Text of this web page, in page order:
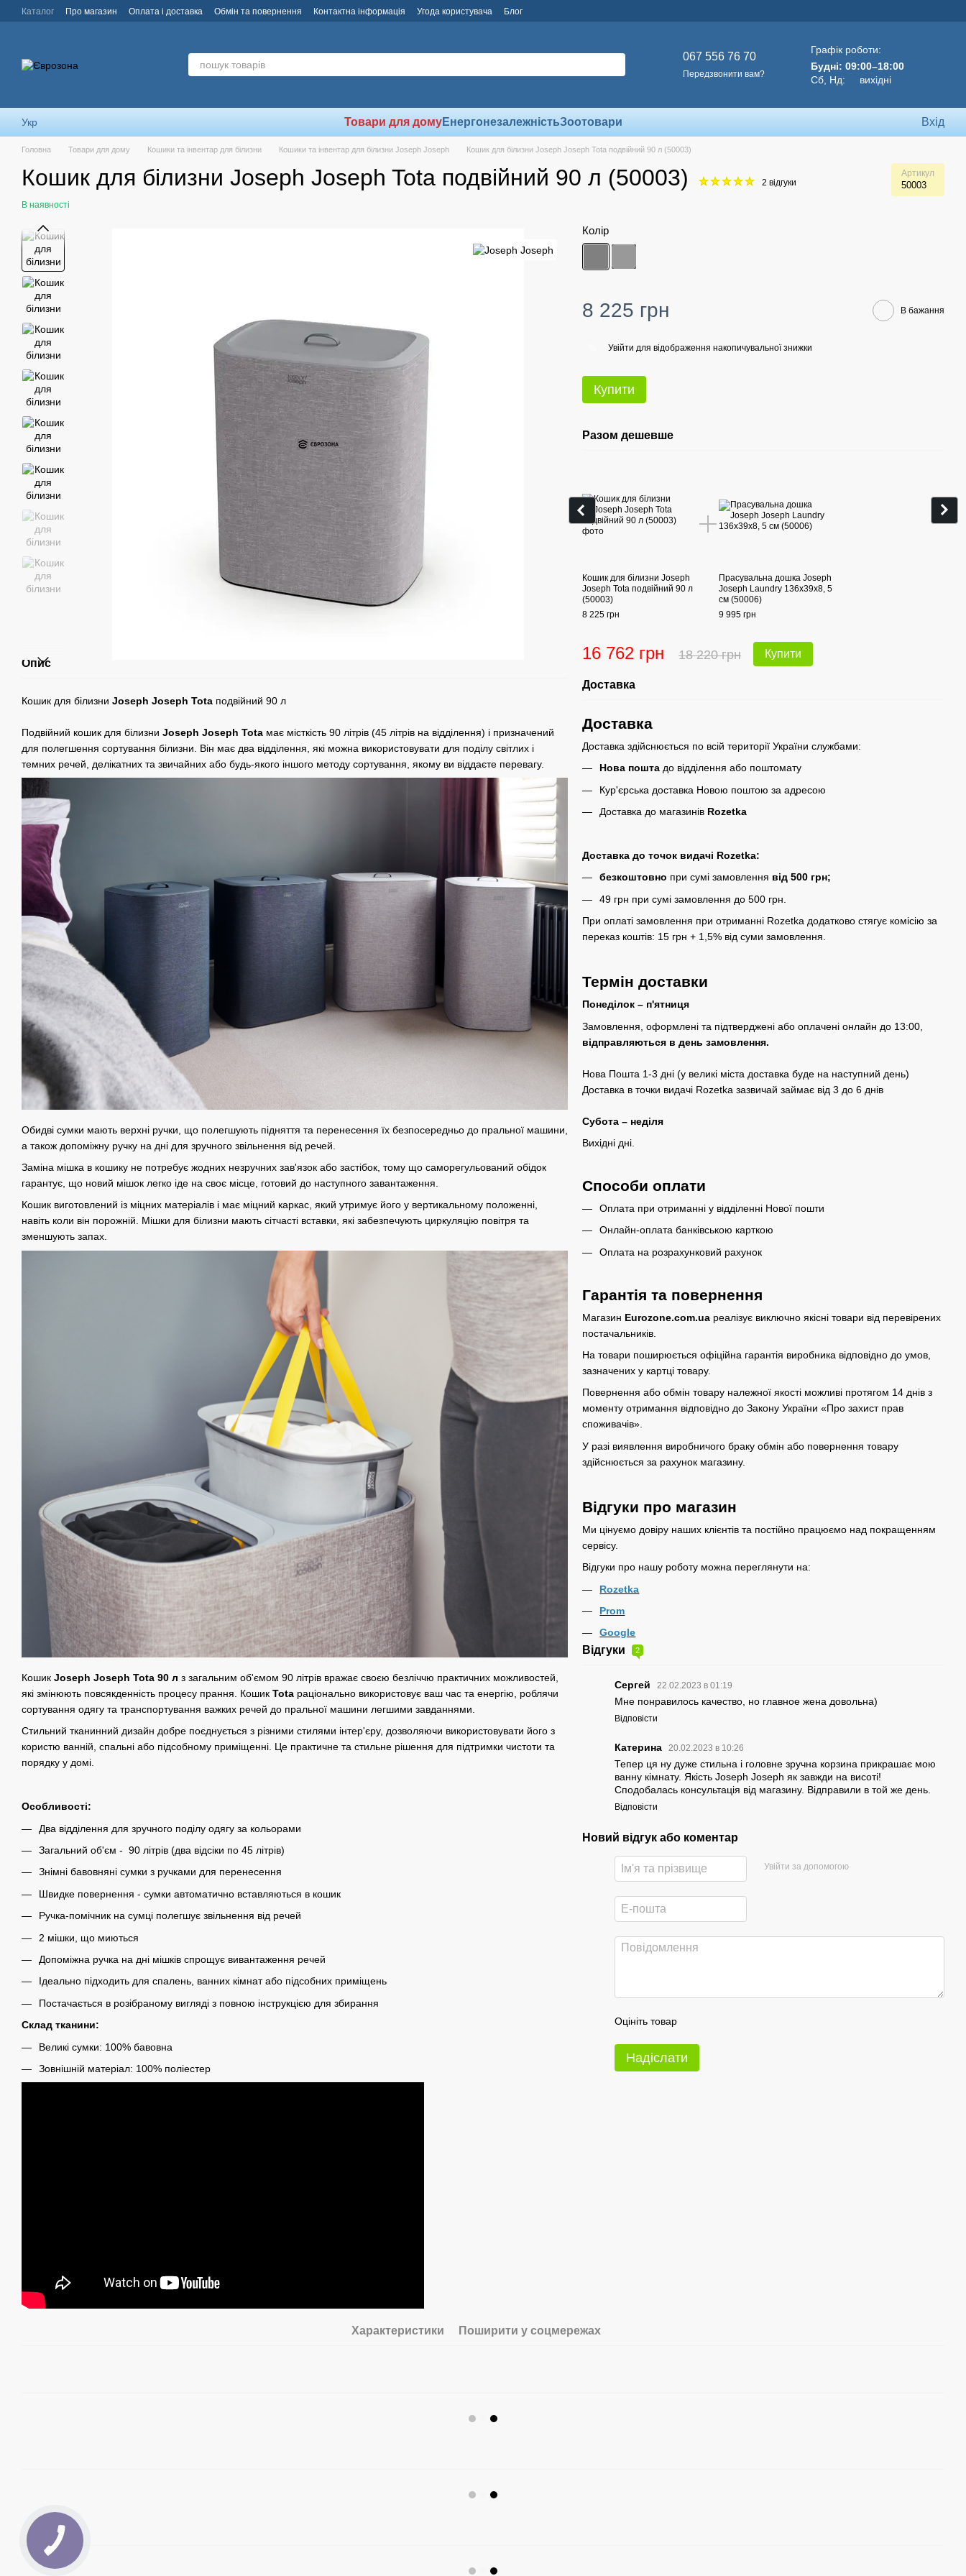
Перейти до основного контенту
Каталог Про магазин Оплата і доставка Обмін та повернення Контактна інформація Угода користувача Блог
067 556 76 70
Передзвонити вам?
Графік роботи:
Будні: 09:00–18:00
Сб, Нд: вихідні
Укр Товари для домуЕнергонезалежністьЗоотовари Вхід
Головна Товари для дому Кошики та інвентар для білизни Кошики та інвентар для білизни Joseph Joseph Кошик для білизни Joseph Joseph Tota подвійний 90 л (50003)
Кошик для білизни Joseph Joseph Tota подвійний 90 л (50003) 2 відгуки
Артикул
50003
В наявності
Опис
Кошик для білизни Joseph Joseph Tota подвійний 90 л
Подвійний кошик для білизни Joseph Joseph Tota має місткість 90 літрів (45 літрів на відділення) і призначений
для полегшення сортування білизни. Він має два відділення, які можна використовувати для поділу світлих і
темних речей, делікатних та звичайних або будь-якого іншого методу сортування, якому ви віддаєте перевагу.
Обидві сумки мають верхні ручки, що полегшують підняття та перенесення їх безпосередньо до пральної машини,
а також допоміжну ручку на дні для зручного звільнення від речей.
Заміна мішка в кошику не потребує жодних незручних зав'язок або застібок, тому що саморегульований обідок
гарантує, що новий мішок легко іде на своє місце, готовий до наступного завантаження.
Кошик виготовлений із міцних матеріалів і має міцний каркас, який утримує його у вертикальному положенні,
навіть коли він порожній. Мішки для білизни мають сітчасті вставки, які забезпечують циркуляцію повітря та
зменшують запах.
Кошик Joseph Joseph Tota 90 л з загальним об'ємом 90 літрів вражає своєю безліччю практичних можливостей,
які змінюють повсякденність процесу прання. Кошик Tota раціонально використовує ваш час та енергію, роблячи
сортування одягу та транспортування важких речей до пральної машини легшими завданнями.
Стильний тканинний дизайн добре поєднується з різними стилями інтер'єру, дозволяючи використовувати його з
користю ванній, спальні або підсобному приміщенні. Це практичне та стильне рішення для підтримки чистоти та
порядку у домі.
Особливості:
Два відділення для зручного поділу одягу за кольорами
Загальний об'єм - 90 літрів (два відсіки по 45 літрів)
Знімні бавовняні сумки з ручками для перенесення
Швидке повернення - сумки автоматично вставляються в кошик
Ручка-помічник на сумці полегшує звільнення від речей
2 мішки, що миються
Допоміжна ручка на дні мішків спрощує вивантаження речей
Ідеально підходить для спалень, ванних кімнат або підсобних приміщень
Постачається в розібраному вигляді з повною інструкцією для збирання
Склад тканини:
Великі сумки: 100% бавовна
Зовнішній матеріал: 100% поліестер
Колір
8 225 грн В бажання
Увійти для відображення накопичувальної знижки
Купити
Разом дешевше
Кошик для білизни Joseph
Joseph Tota подвійний 90 л
(50003)
8 225 грн
Прасувальна дошка Joseph
Joseph Laundry 136х39х8, 5
см (50006)
9 995 грн
16 762 грн 18 220 грн Купити
Доставка
Доставка
Доставка здійснюється по всій території України службами:
Нова пошта до відділення або поштомату
Кур'єрська доставка Новою поштою за адресою
Доставка до магазинів Rozetka
Доставка до точок видачі Rozetka:
безкоштовно при сумі замовлення від 500 грн;
49 грн при сумі замовлення до 500 грн.
При оплаті замовлення при отриманні Rozetka додатково стягує комісію за
переказ коштів: 15 грн + 1,5% від суми замовлення.
Термін доставки
Понеділок – п'ятниця
Замовлення, оформлені та підтверджені або оплачені онлайн до 13:00,
відправляються в день замовлення.
Нова Пошта 1-3 дні (у великі міста доставка буде на наступний день)
Доставка в точки видачі Rozetka зазвичай займає від 3 до 6 днів
Субота – неділя
Вихідні дні.
Способи оплати
Оплата при отриманні у відділенні Нової пошти
Онлайн-оплата банківською карткою
Оплата на розрахунковий рахунок
Гарантія та повернення
Магазин Eurozone.com.ua реалізує виключно якісні товари від перевірених
постачальників.
На товари поширюється офіційна гарантія виробника відповідно до умов,
зазначених у картці товару.
Повернення або обмін товару належної якості можливі протягом 14 днів з
моменту отримання відповідно до Закону України«Про захист прав
споживачів».
У разі виявлення виробничого браку обмін або повернення товару
здійснюється за рахунок магазину.
Відгуки про магазин
Ми цінуємо довіру наших клієнтів та постійно працюємо над покращенням
сервісу.
Відгуки про нашу роботу можна переглянути на:
Rozetka
Prom
Google
Відгуки 2
Сергей 22.02.2023 в 01:19
Мне понравилось качество, но главное жена довольна)
Відповісти
Катерина 20.02.2023 в 10:26
Тепер ця ну дуже стильна і головне зручна корзина прикрашає мою
ванну кімнату. Якість Joseph Joseph як завжди на висоті!
Сподобалась консультація від магазину. Відправили в той же день.
Відповісти
Новий відгук або коментар
Увійти за допомогою
Оцініть товар
Надіслати
Характеристики Поширити у соцмережах